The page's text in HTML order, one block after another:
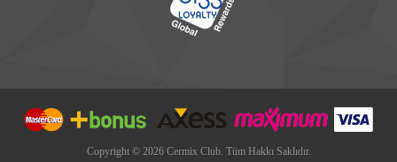
Copyright © 2026 Cermix Club. Tüm Hakkı Saklıdır.